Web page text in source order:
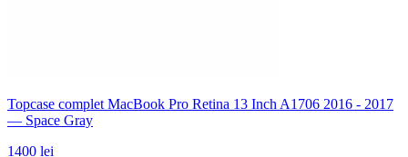
Topcase complet MacBook Pro Retina 13 Inch A1706 2016 - 2017
— Space Gray
1400 lei